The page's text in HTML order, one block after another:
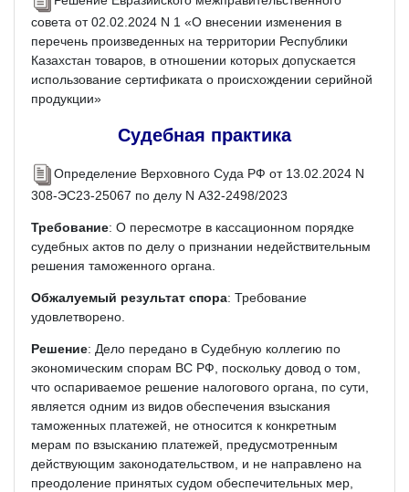
совета от 02.02.2024 N 1 «О внесении изменения в
перечень произведенных на территории Республики
Казахстан товаров, в отношении которых допускается
использование сертификата о происхождении серийной
продукции»
Судебная практика
Определение Верховного Суда РФ от 13.02.2024 N
308-ЭС23-25067 по делу N А32-2498/2023
Требование: О пересмотре в кассационном порядке
судебных актов по делу о признании недействительным
решения таможенного органа.
Обжалуемый результат спора: Требование
удовлетворено.
Решение: Дело передано в Судебную коллегию по
экономическим спорам ВС РФ, поскольку довод о том,
что оспариваемое решение налогового органа, по сути,
является одним из видов обеспечения взыскания
таможенных платежей, не относится к конкретным
мерам по взысканию платежей, предусмотренным
действующим законодательством, и не направлено на
преодоление принятых судом обеспечительных мер,